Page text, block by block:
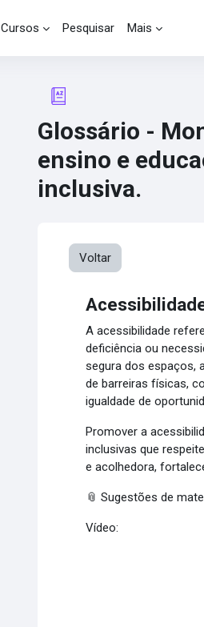
Cursos Pesquisar Mais
Glossário -
ensino e
inclusiva.
Voltar
A acessibilidade
deficiência ou
segura dos espaços,
de barreiras físicas,
igualdade de
Promover a
inclusivas que
e acolhedora,
📎 Sugestões de
Vídeo: